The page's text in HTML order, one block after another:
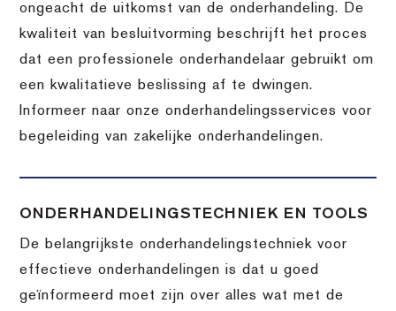
ongeacht de uitkomst van de onderhandeling. De
kwaliteit van besluitvorming beschrijft het proces
dat een professionele onderhandelaar gebruikt om
een kwalitatieve beslissing af te dwingen.
Informeer naar onze onderhandelingsservices voor
begeleiding van zakelijke onderhandelingen.
ONDERHANDELINGSTECHNIEK EN TOOLS
De belangrijkste onderhandelingstechniek voor
effectieve onderhandelingen is dat u goed
geïnformeerd moet zijn over alles wat met de